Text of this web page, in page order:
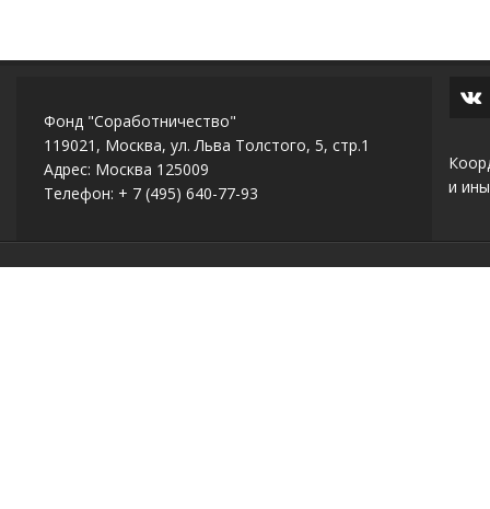
Фонд "Соработничество"
119021, Москва, ул. Льва Толстого, 5, стр.1
Адрес: Москва 125009
Телефон: + 7 (495) 640-77-93
и